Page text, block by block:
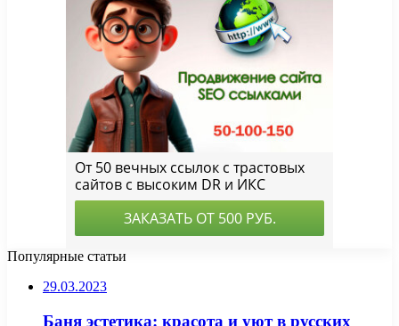
Популярные статьи
29.03.2023
Баня эстетика: красота и уют в русских